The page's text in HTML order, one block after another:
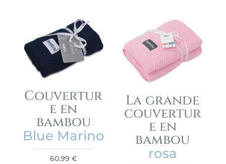
Couvertur
e en
bambou
Blue Marino
60.99 €
La grande
couvertur
e en
bambou
rosa